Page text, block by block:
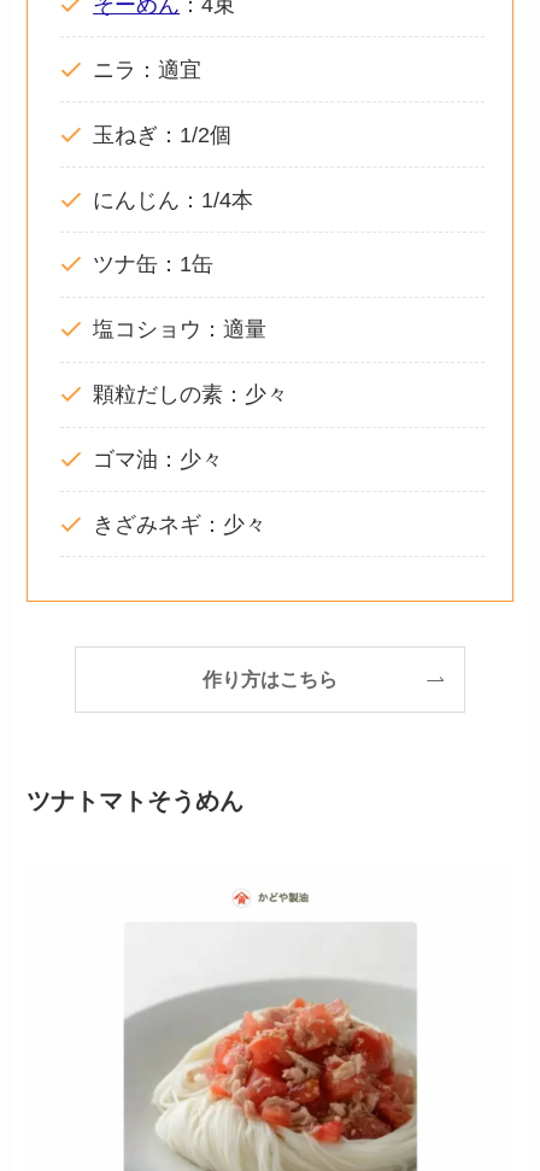
ニラ：適宜
玉ねぎ：1/2個
にんじん：1/4本
ツナ缶：1缶
塩コショウ：適量
顆粒だしの素：少々
ゴマ油：少々
きざみネギ：少々
作り方はこちら
ツナトマトそうめん